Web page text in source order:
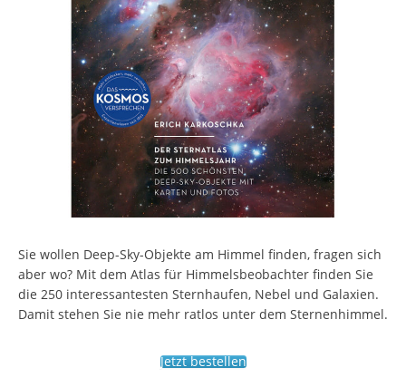
Sie wollen Deep-Sky-Objekte am Himmel finden, fragen sich
aber wo? Mit dem Atlas für Himmelsbeobachter finden Sie
die 250 interessantesten Sternhaufen, Nebel und Galaxien.
Damit stehen Sie nie mehr ratlos unter dem Sternenhimmel.
Jetzt bestellen